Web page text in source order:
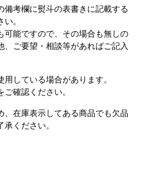
備考欄に熨斗の表書きに記載する
。
可能ですので、その場合も無しの
、ご要望・相談等があればご記入
している場合があります。
確認ください。
、在庫表示してある商品でも欠品
ください。